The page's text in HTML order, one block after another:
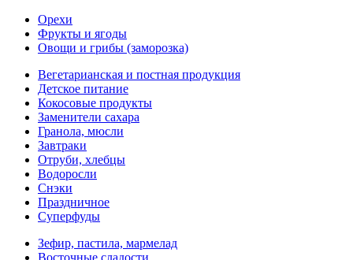
Орехи
Фрукты и ягоды
Овощи и грибы (заморозка)
Вегетарианская и постная продукция
Детское питание
Кокосовые продукты
Заменители сахара
Гранола, мюсли
Завтраки
Отруби, хлебцы
Водоросли
Снэки
Праздничное
Суперфуды
Зефир, пастила, мармелад
Восточные сладости